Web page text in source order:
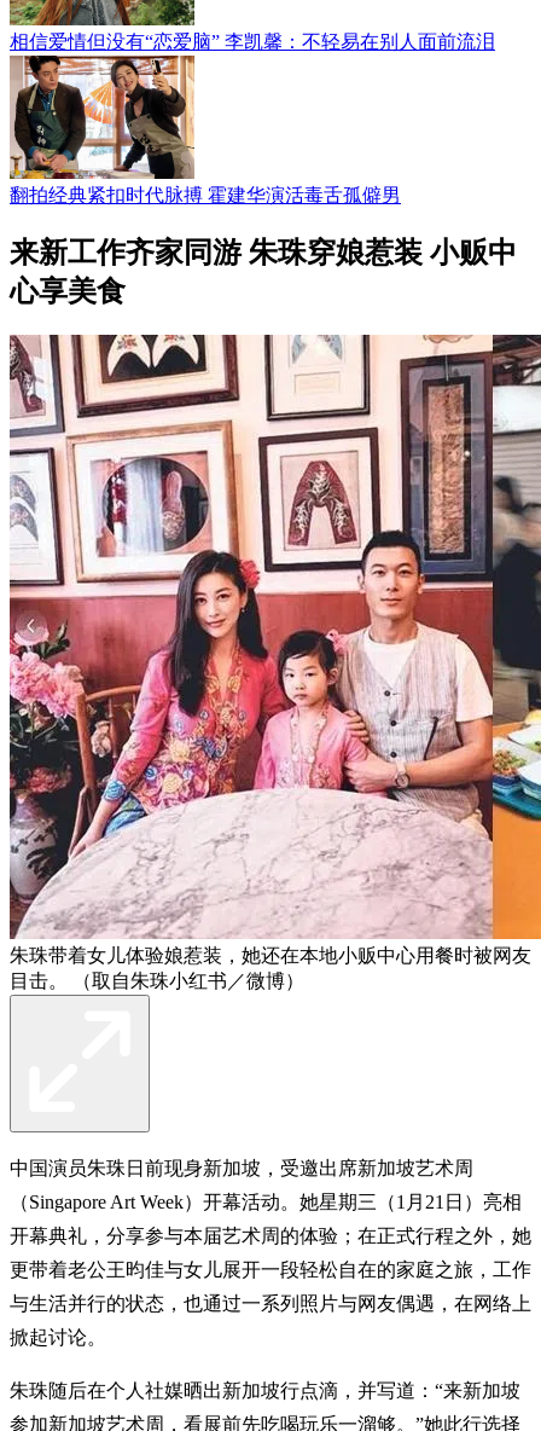
相信爱情但没有“恋爱脑” 李凯馨：不轻易在别人面前流泪
翻拍经典紧扣时代脉搏 霍建华演活毒舌孤僻男
来新工作齐家同游 朱珠穿娘惹装 小贩中
心享美食
朱珠带着女儿体验娘惹装，她还在本地小贩中心用餐时被网友
目击。 （取自朱珠小红书／微博）
中国演员朱珠日前现身新加坡，受邀出席新加坡艺术周
（Singapore Art Week）开幕活动。她星期三（1月21日）亮相
开幕典礼，分享参与本届艺术周的体验；在正式行程之外，她
更带着老公王昀佳与女儿展开一段轻松自在的家庭之旅，工作
与生活并行的状态，也通过一系列照片与网友偶遇，在网络上
掀起讨论。
朱珠随后在个人社媒晒出新加坡行点滴，并写道：“来新加坡
参加新加坡艺术周，看展前先吃喝玩乐一溜够。”她此行选择